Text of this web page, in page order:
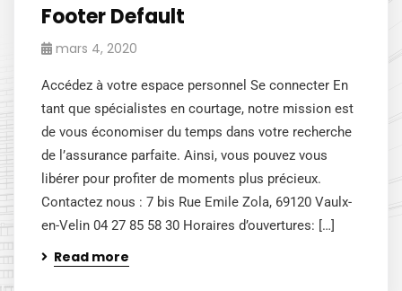
Footer Default
mars 4, 2020
Accédez à votre espace personnel Se connecter En
tant que spécialistes en courtage, notre mission est
de vous économiser du temps dans votre recherche
de l’assurance parfaite. Ainsi, vous pouvez vous
libérer pour profiter de moments plus précieux.
Contactez nous : 7 bis Rue Emile Zola, 69120 Vaulx-
en-Velin 04 27 85 58 30 Horaires d’ouvertures: […]
Read more